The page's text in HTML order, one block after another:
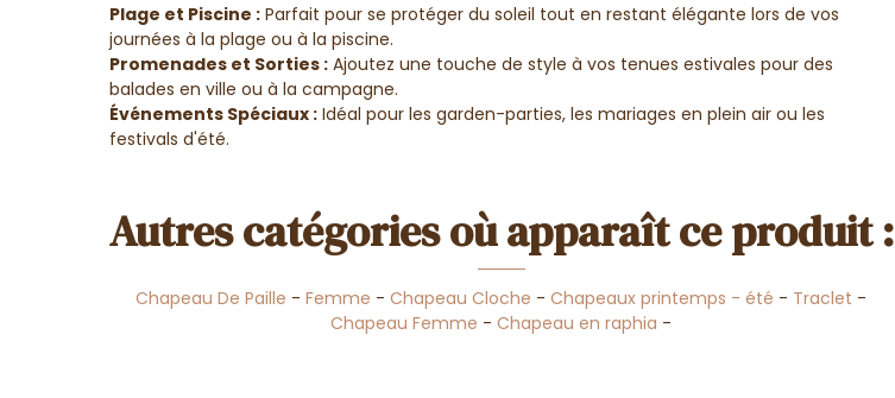
Plage et Piscine : Parfait pour se protéger du soleil tout en restant élégante lors de vos
journées à la plage ou à la piscine.
Promenades et Sorties : Ajoutez une touche de style à vos tenues estivales pour des
balades en ville ou à la campagne.
Événements Spéciaux : Idéal pour les garden-parties, les mariages en plein air ou les
festivals d'été.
Autres catégories où apparaît ce produit :
Chapeau De Paille -Femme -Chapeau Cloche -Chapeaux printemps - été - Traclet -
Chapeau Femme -Chapeau en raphia -